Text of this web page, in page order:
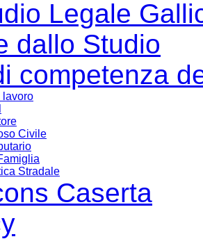
Legale
dallo Studio
competenza
lavoro
Civile
Stradale
Caserta